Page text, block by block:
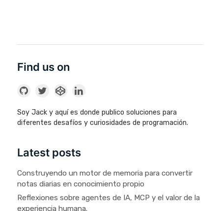
Find us on
Soy Jack y aquí es donde publico soluciones para
diferentes desafíos y curiosidades de programación.
Latest posts
Construyendo un motor de memoria para convertir
notas diarias en conocimiento propio
Reflexiones sobre agentes de IA, MCP y el valor de la
experiencia humana.